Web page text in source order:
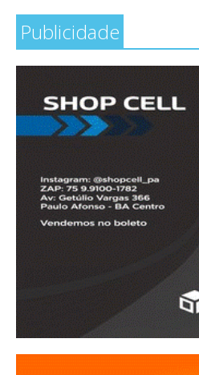
Publicidade